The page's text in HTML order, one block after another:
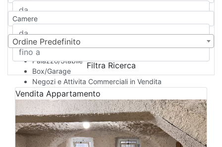
Rustico/Casale
Camera d'Albergo
Multiproprietà
Palazzo/Stabile
Box/Garage
Negozi e Attivita Commerciali in Vendita
Qualsiasi
Attività/Licenza Commerciale
Azienda Agricola
Bar/Ristorante
Bed & Breakfast
Albergo
Camere
Ordine Predefinito
Filtra Ricerca
Vendita Appartamento